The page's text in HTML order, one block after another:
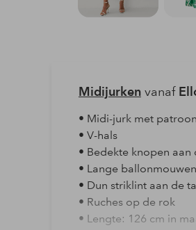
Midijurkenvanaf
• Midi-jurk met patroon
• V-hals
• Bedekte knopen
• Lange
• Dun striklint aan de
• Ruches op de rok
• Lengte: 126 cm in